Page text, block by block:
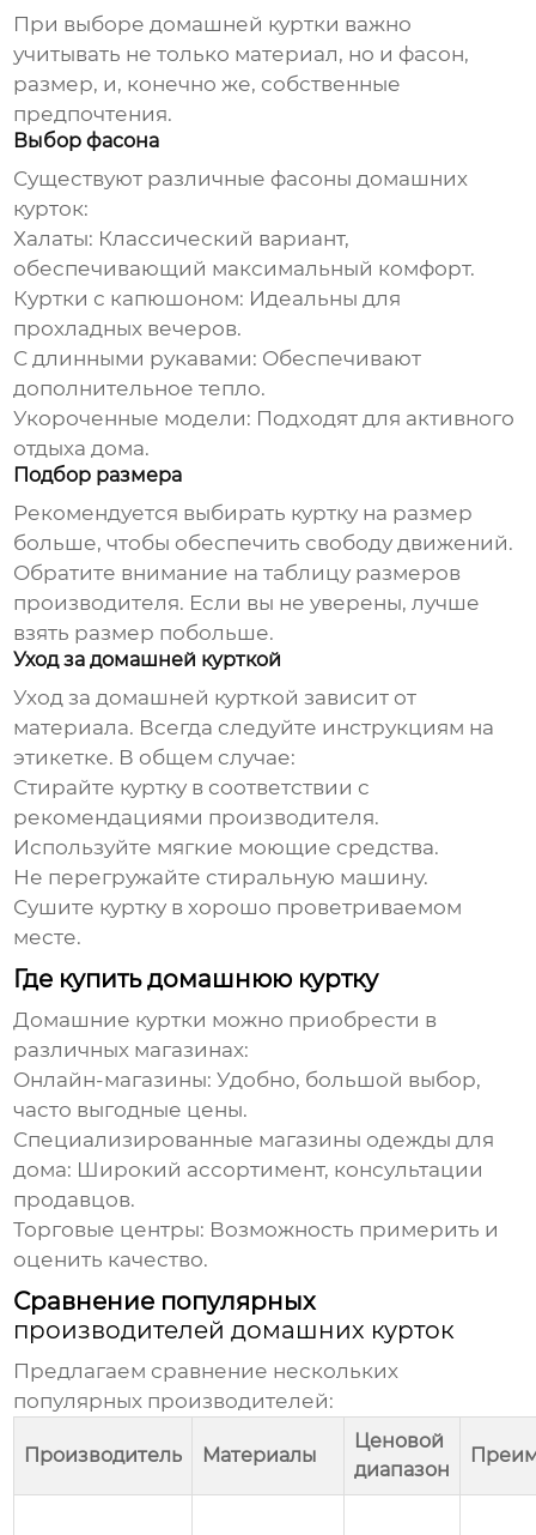
При выборедомашней куртки важно
учитывать не только материал, но и фасон,
размер, и, конечно же, собственные
предпочтения.
Выбор фасона
Существуют различные фасоны домашних
курток:
Халаты: Классический вариант,
обеспечивающий максимальный комфорт.
Куртки с капюшоном: Идеальны для
прохладных вечеров.
С длинными рукавами: Обеспечивают
дополнительное тепло.
Укороченные модели: Подходят для активного
отдыха дома.
Подбор размера
Рекомендуется выбирать куртку на размер
больше, чтобы обеспечить свободу движений.
Обратите внимание на таблицу размеров
производителя. Если вы не уверены, лучше
взять размер побольше.
Уход за домашней курткой
Уход за домашней курткой зависит от
материала. Всегда следуйте инструкциям на
этикетке. В общем случае:
Стирайте куртку в соответствии с
рекомендациями производителя.
Используйте мягкие моющие средства.
Не перегружайте стиральную машину.
Сушите куртку в хорошо проветриваемом
месте.
Где купить домашнюю куртку
Домашние куртки можно приобрести в
различных магазинах:
Онлайн-магазины: Удобно, большой выбор,
часто выгодные цены.
Специализированные магазины одежды для
дома: Широкий ассортимент, консультации
продавцов.
Торговые центры: Возможность примерить и
оценить качество.
Сравнение популярных
производителей домашних курток
Предлагаем сравнение нескольких
популярных производителей:
Производитель Материалы
Ценовой
диапазон